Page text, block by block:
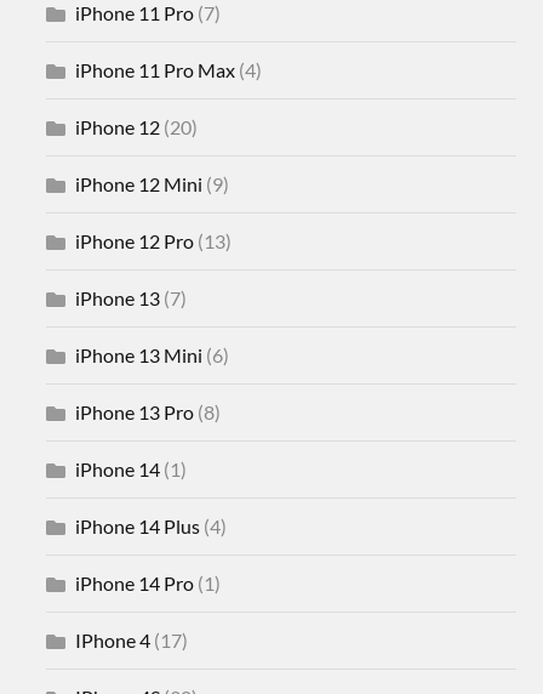
iPhone 11 Pro (7)
iPhone 11 Pro Max (4)
iPhone 12 (20)
iPhone 12 Mini (9)
iPhone 12 Pro (13)
iPhone 13 (7)
iPhone 13 Mini (6)
iPhone 13 Pro (8)
iPhone 14 (1)
iPhone 14 Plus (4)
iPhone 14 Pro (1)
IPhone 4 (17)